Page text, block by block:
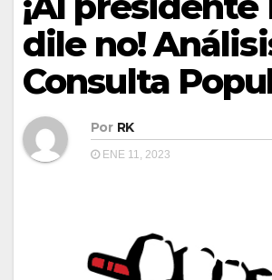
dile no!
Consulta
Por RK
ENE 11, 2023